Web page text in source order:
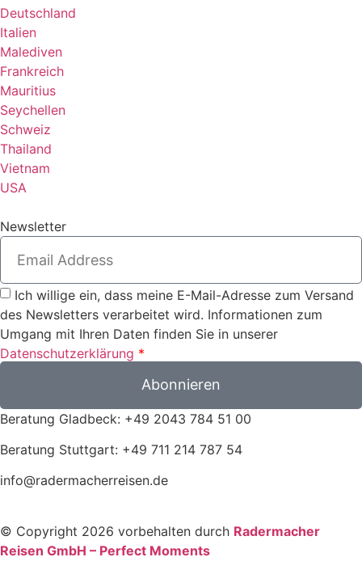
Deutschland
Italien
Malediven
Frankreich
Mauritius
Seychellen
Schweiz
Thailand
Vietnam
USA
Newsletter
Ich willige ein, dass meine E-Mail-Adresse zum Versand
des Newsletters verarbeitet wird. Informationen zum
Umgang mit Ihren Daten finden Sie in unserer
Datenschutzerklärung *
Abonnieren
Beratung Gladbeck: +49 2043 784 51 00
Beratung Stuttgart: +49 711 214 787 54
info@radermacherreisen.de
© Copyright 2026 vorbehalten durch Radermacher
Reisen GmbH – Perfect Moments